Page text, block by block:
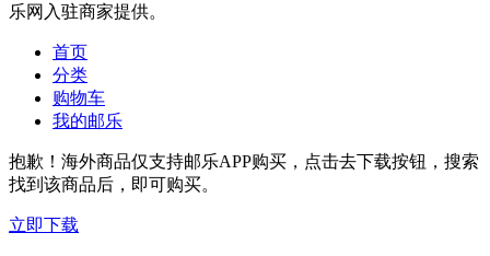
乐网入驻商家提供。
首页
分类
购物车
我的邮乐
抱歉！海外商品仅支持邮乐APP购买，点击去下载按钮，搜索
找到该商品后，即可购买。
立即下载